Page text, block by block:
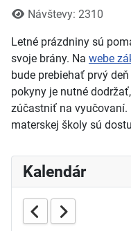
Návštevy: 2310
Letné prázdniny sú
svoje brány. Na webe
bude prebiehať prvý
pokyny je nutné
zúčastniť na vyučovaní.
materskej školy sú
Kalendár